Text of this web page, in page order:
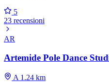
5
23 recensioni
AR
Artemide Pole Dance
A 1.24 km